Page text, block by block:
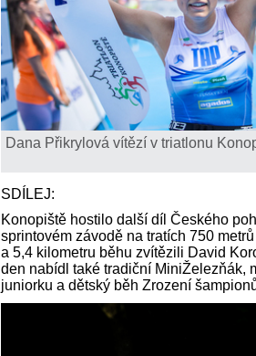
Dana Přikrylová vítězí v triatlonu
SDÍLEJ:
Konopiště hostilo další díl Českého
sprintovém závodě na tratích 750
a 5,4 kilometru běhu zvítězili David
den nabídl také tradiční MiniŽelezňák,
juniorku a dětský běh Zrození